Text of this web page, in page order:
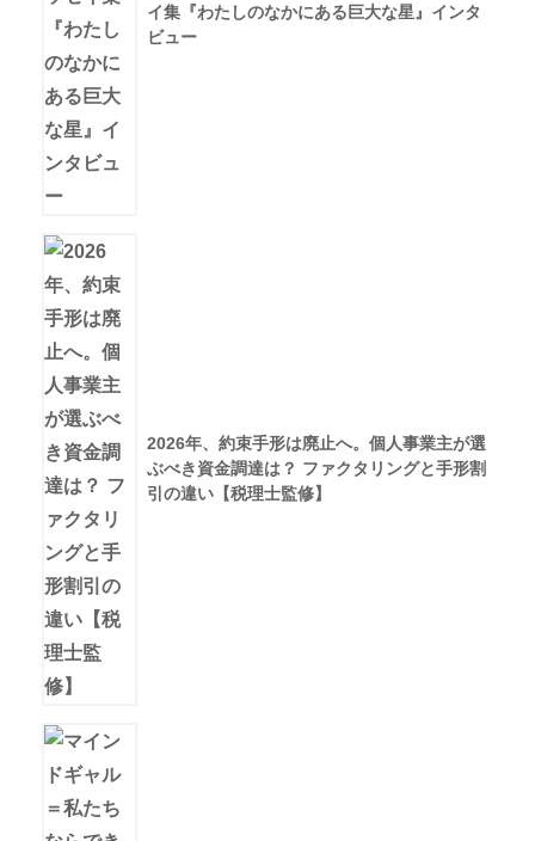
イ集『わたしのなかにある巨大な星』インタ
ビュー
2026年、約束手形は廃止へ。個人事業主が選
ぶべき資金調達は？ ファクタリングと手形割
引の違い【税理士監修】